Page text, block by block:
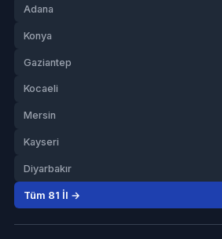
Adana
Konya
Gaziantep
Kocaeli
Mersin
Kayseri
Diyarbakır
Tüm 81 İl →